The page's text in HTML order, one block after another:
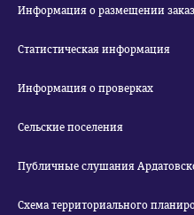
Информация о размещении
Статистическая информация
Информация о проверках
Сельские поселения
Публичные слушания
Схема территориального